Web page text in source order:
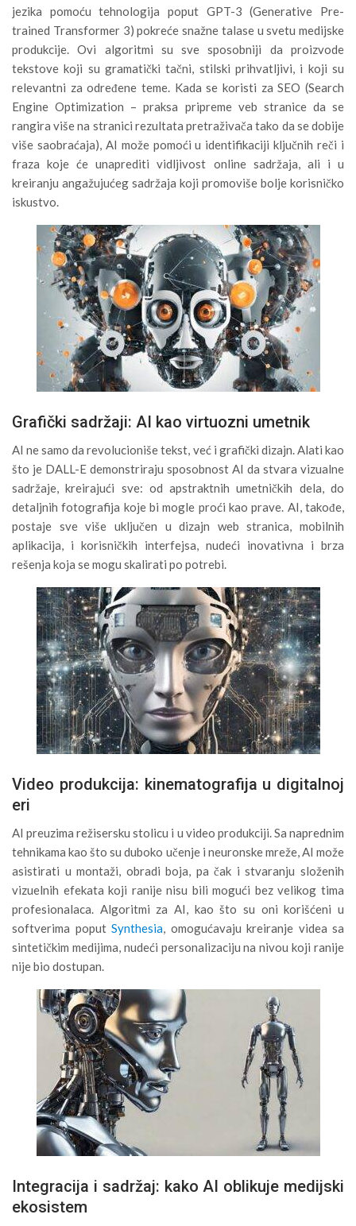
jezika pomoću tehnologija poput GPT-3 (Generative Pre-
trained Transformer 3) pokreće snažne talase u svetu medijske
produkcije. Ovi algoritmi su sve sposobniji da proizvode
tekstove koji su gramatički tačni, stilski prihvatljivi, i koji su
relevantni za određene teme. Kada se koristi za SEO (Search
Engine Optimization – praksa pripreme veb stranice da se
rangira više na stranici rezultata pretraživača tako da se dobije
više saobraćaja), AI može pomoći u identifikaciji ključnih reči i
fraza koje će unaprediti vidljivost online sadržaja, ali i u
kreiranju angažujućeg sadržaja koji promoviše bolje korisničko
iskustvo.
Grafički sadržaji: AI kao virtuozni umetnik
AI ne samo da revolucioniše tekst, već i grafički dizajn. Alati kao
što je DALL-E demonstriraju sposobnost AI da stvara vizualne
sadržaje, kreirajući sve: od apstraktnih umetničkih dela, do
detaljnih fotografija koje bi mogle proći kao prave. AI, takođe,
postaje sve više uključen u dizajn web stranica, mobilnih
aplikacija, i korisničkih interfejsa, nudeći inovativna i brza
rešenja koja se mogu skalirati po potrebi.
Video produkcija: kinematografija u digitalnoj
eri
AI preuzima režisersku stolicu i u video produkciji. Sa naprednim
tehnikama kao što su duboko učenje i neuronske mreže, AI može
asistirati u montaži, obradi boja, pa čak i stvaranju složenih
vizuelnih efekata koji ranije nisu bili mogući bez velikog tima
profesionalaca. Algoritmi za AI, kao što su oni korišćeni u
softverima poput Synthesia, omogućavaju kreiranje videa sa
sintetičkim medijima, nudeći personalizaciju na nivou koji ranije
nije bio dostupan.
Integracija i sadržaj: kako AI oblikuje medijski
ekosistem